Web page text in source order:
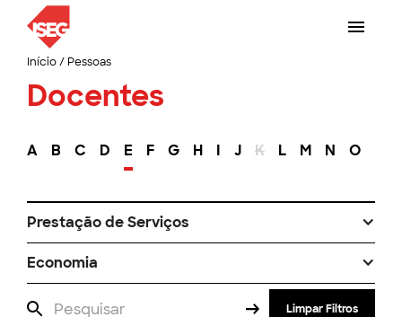
Início/ Pessoas
Docentes
A B C D E F G H I J K L M N O
Prestação de Serviços
Economia
Limpar Filtros